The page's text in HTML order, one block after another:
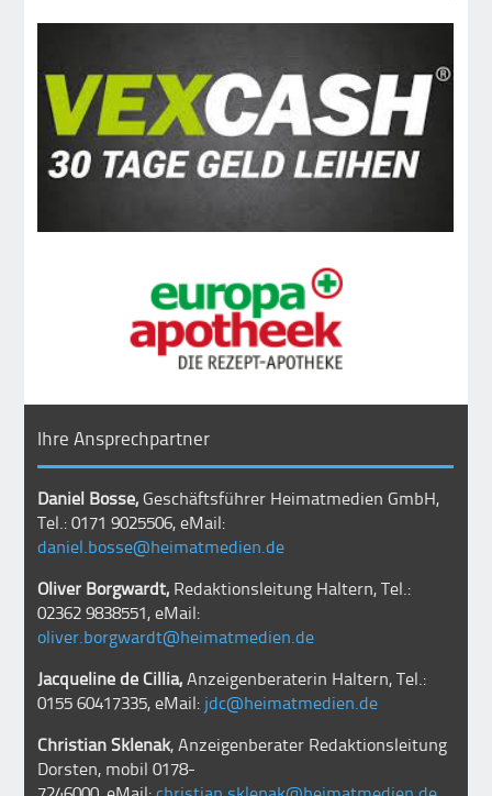
Ihre Ansprechpartner
Daniel Bosse,Geschäftsführer Heimatmedien GmbH,
Tel.: 0171 9025506, eMail:
daniel.bosse@heimatmedien.de
Oliver Borgwardt, Redaktionsleitung Haltern, Tel.:
02362 9838551, eMail:
oliver.borgwardt@heimatmedien.de
Jacqueline de Cillia,Anzeigenberaterin Haltern, Tel.:
0155 60417335, eMail: jdc@heimatmedien.de
Christian Sklenak, Anzeigenberater Redaktionsleitung
Dorsten, mobil0178-